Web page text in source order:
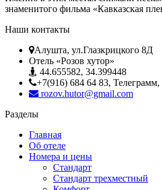
знаменитого фильма «Кавказская
Наши контакты
Алушта, ул.Глазкрицкого 8Д
Отель «Розов хутор»
44.655582, 34.399448
+7(916) 684 64 83,
rozov.hutor@gmail.com
Разделы
Главная
Об отеле
Номера и цены
Стандарт
Стандарт трехместный